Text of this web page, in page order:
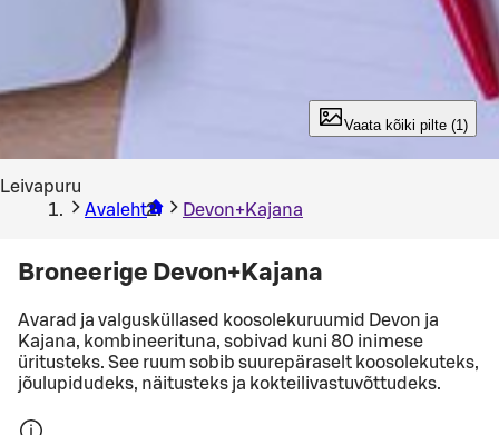
Vaata kõiki pilte (1)
Leivapuru
Avaleht
Devon+Kajana
Broneerige Devon+Kajana
Avarad ja valgusküllased koosolekuruumid Devon ja
Kajana, kombineerituna, sobivad kuni 80 inimese
üritusteks. See ruum sobib suurepäraselt koosolekuteks,
jõulupidudeks, näitusteks ja kokteilivastuvõttudeks.